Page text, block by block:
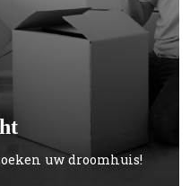
uw droomhuis!